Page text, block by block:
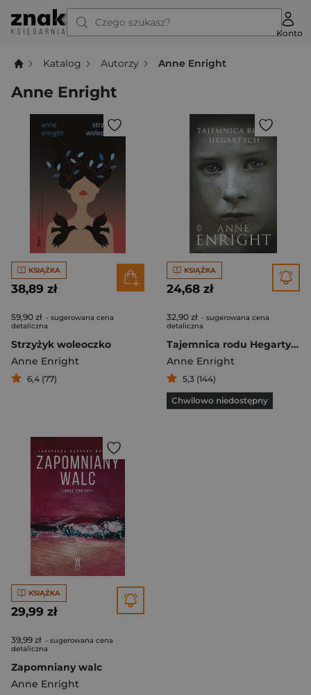
Czego szukasz?
Konto
Katalog Autorzy Anne Enright
Anne Enright
KSIĄŻKA
38,89 zł
59,90 zł - sugerowana cena
detaliczna
Strzyżyk woleoczko
Anne Enright
6,4 (77)
KSIĄŻKA
24,68 zł
32,90 zł - sugerowana cena
detaliczna
Tajemnica rodu Hegartych
Anne Enright
5,3 (144)
Chwilowo niedostępny
KSIĄŻKA
29,99 zł
39,99 zł - sugerowana cena
detaliczna
Zapomniany walc
Anne Enright